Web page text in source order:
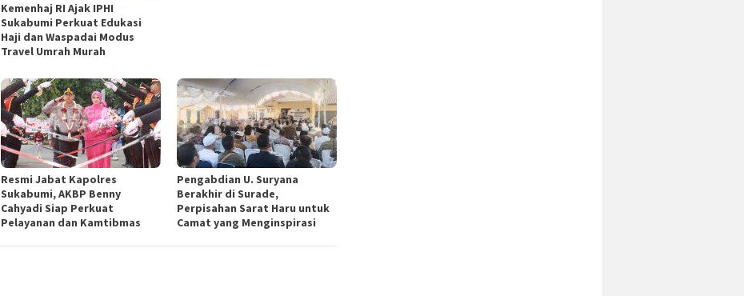
Kemenhaj RI Ajak IPHI
Sukabumi Perkuat Edukasi
Haji dan Waspadai Modus
Travel Umrah Murah
Resmi Jabat Kapolres
Sukabumi, AKBP Benny
Cahyadi Siap Perkuat
Pelayanan dan Kamtibmas
Pengabdian U. Suryana
Berakhir di Surade,
Perpisahan Sarat Haru untuk
Camat yang Menginspirasi